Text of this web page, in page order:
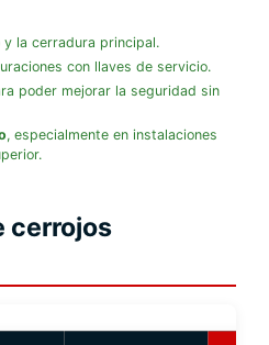
y la cerradura principal.
con llaves de servicio.
poder mejorar la seguridad sin
, especialmente en instalaciones
cerrojos